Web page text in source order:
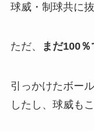
球威・制球共に抜
ただ、 まだ100
引っかけたボー
したし、球威も